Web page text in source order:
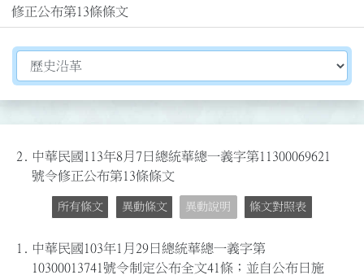
修正公布第13條條文
切換選擇法規資訊內容
2. 中華民國113年8月7日總統華總一義字第11300069621
號令修正公布第13條條文
所有條文 異動條文 異動說明 條文對照表
1.
中華民國103年1月29日總統華總一義字第
10300013741號令制定公布全文41條；並自公布日施